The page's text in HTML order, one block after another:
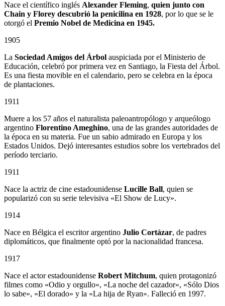
Nace el científico inglés Alexander Fleming, quien junto con
Chain y Florey descubrió la penicilina en 1928, por lo que se le
otorgó el Premio Nobel de Medicina en 1945.
1905
La Sociedad Amigos del Árbol auspiciada por el Ministerio de
Educación, celebró por primera vez en Santiago, la Fiesta del Árbol.
Es una fiesta movible en el calendario, pero se celebra en la época
de plantaciones.
1911
Muere a los 57 años el naturalista paleoantropólogo y arqueólogo
argentino Florentino Ameghino, una de las grandes autoridades de
la época en su materia. Fue un sabio admirado en Europa y los
Estados Unidos. Dejó interesantes estudios sobre los vertebrados del
período terciario.
1911
Nace la actriz de cine estadounidense Lucille Ball, quien se
popularizó con su serie televisiva «El Show de Lucy».
1914
Nace en Bélgica el escritor argentino Julio Cortázar, de padres
diplomáticos, que finalmente optó por la nacionalidad francesa.
1917
Nace el actor estadounidense Robert Mitchum, quien protagonizó
filmes como «Odio y orgullo», «La noche del cazador», «Sólo Dios
lo sabe», «El dorado» y la «La hija de Ryan». Falleció en 1997.